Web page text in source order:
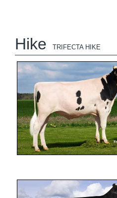
Hike TRIFECTA HIKE